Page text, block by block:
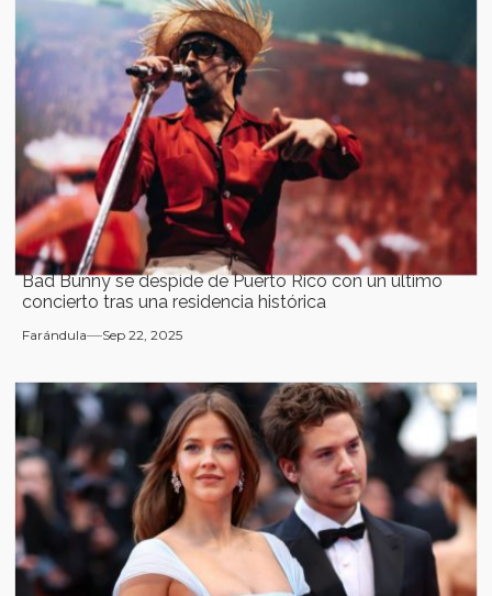
Bad Bunny se despide de Puerto Rico con un último
concierto tras una residencia histórica
Farándula Sep 22, 2025